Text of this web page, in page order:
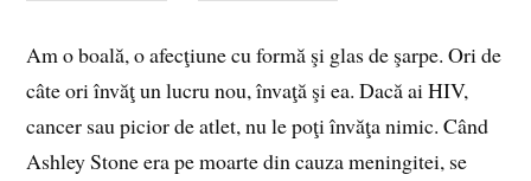
Am o boală, o afecţiune cu formă şi glas de şarpe. Ori de
câte ori învăţ un lucru nou, învaţă şi ea. Dacă ai HIV,
cancer sau picior de atlet, nu le poţi învăţa nimic. Când
Ashley Stone era pe moarte din cauza meningitei, se